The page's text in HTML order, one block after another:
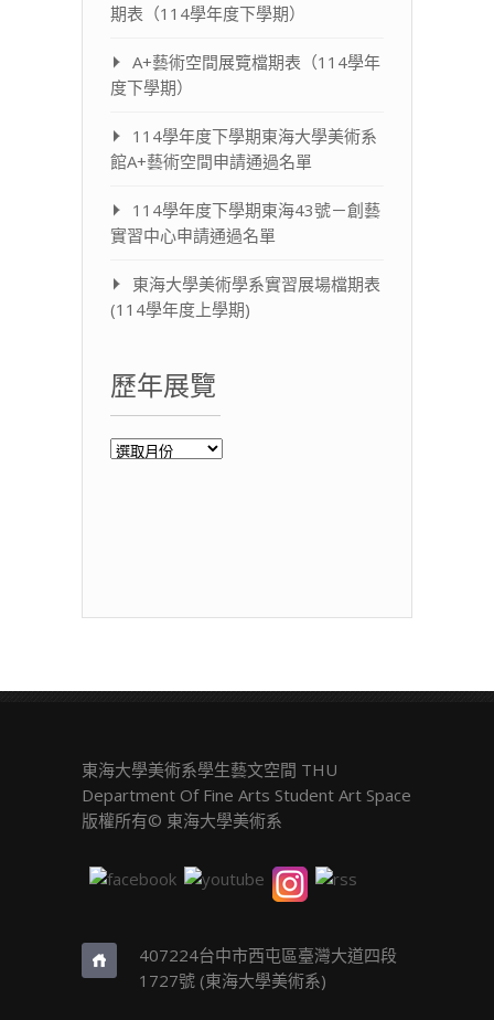
期表（114學年度下學期）
A+藝術空間展覽檔期表（114學年
度下學期）
114學年度下學期東海大學美術系
館A+藝術空間申請通過名單
114學年度下學期東海43號－創藝
實習中心申請通過名單
東海大學美術學系實習展場檔期表
(114學年度上學期)
歷年展覽
歷
東海大學美術系學生藝文空間 THU
Department Of Fine Arts Student Art Space
版權所有© 東海大學美術系
407224台中市西屯區臺灣大道四段
1727號 (東海大學美術系)